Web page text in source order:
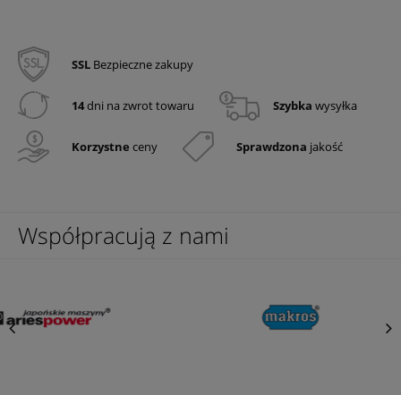
SSL Bezpieczne zakupy
14dni na zwrot towaru Szybka wysyłka
Korzystne ceny Sprawdzona jakość
Współpracują z nami